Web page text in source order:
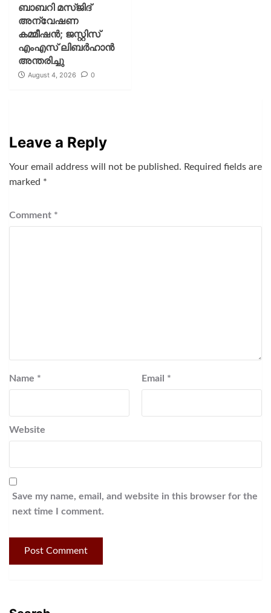
ബാബറി മസ്ജിദ്
അന്വേഷണ
കമ്മീഷന്‍; ജസ്റ്റിസ്
എംഎസ് ലിബര്‍ഹാന്‍
അന്തരിച്ചു
August 4, 2026 0
Leave a Reply
Your email address will not be published. Required fields are
marked *
Comment *
Name * Email *
Website
Save my name, email, and website in this browser for the
next time I comment.